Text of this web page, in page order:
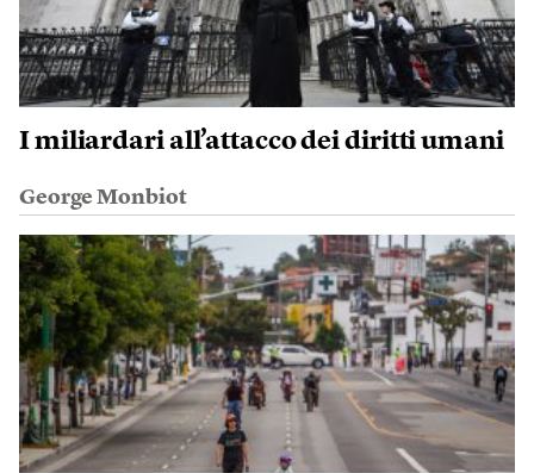
I miliardari all’attacco dei diritti umani
George Monbiot